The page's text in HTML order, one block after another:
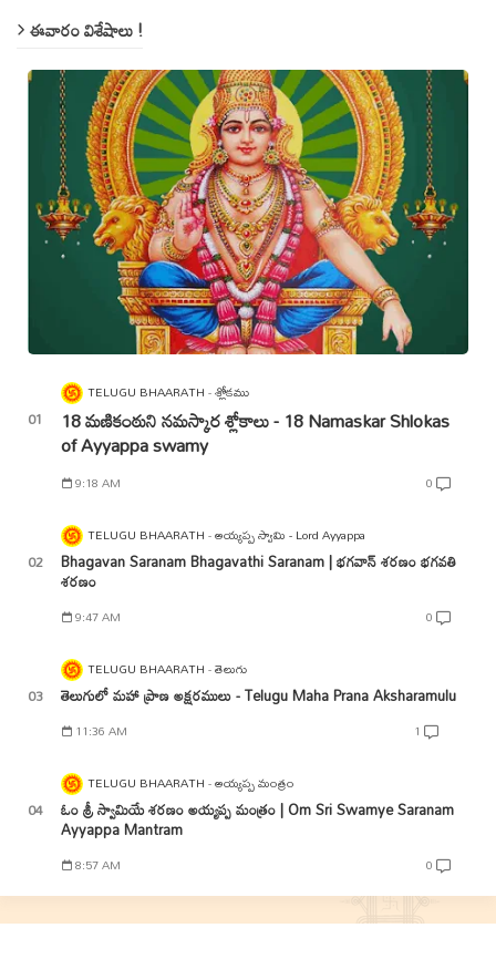
ఈవారం విశేషాలు !
TELUGU BHAARATH శ్లోకము
18 మణికంఠుని నమస్కార శ్లోకాలు - 18 Namaskar Shlokas
of Ayyappa swamy
9:18 AM 0
TELUGU BHAARATH అయ్యప్ప స్వామి - Lord Ayyappa
Bhagavan Saranam Bhagavathi Saranam | భగవాన్ శరణం భగవతి
శరణం
9:47 AM 0
TELUGU BHAARATH తెలుగు
తెలుగులో మహా ప్రాణ అక్షరములు - Telugu Maha Prana Aksharamulu
11:36 AM 1
TELUGU BHAARATH అయ్యప్ప మంత్రం
ఓం శ్రీ స్వామియే శరణం అయ్యప్ప మంత్రం | Om Sri Swamye Saranam
Ayyappa Mantram
8:57 AM 0